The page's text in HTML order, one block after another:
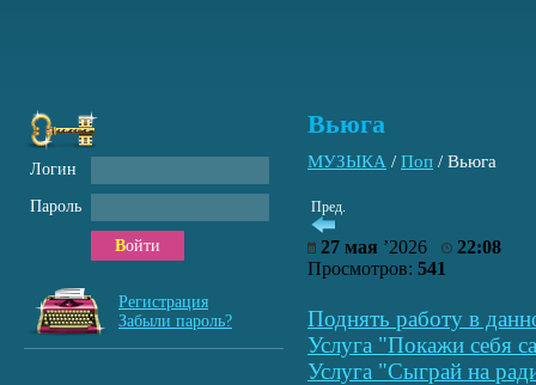
Вьюга
МУЗЫКА / Поп / Вьюга
Пред.
27 мая ’2026
22:08
Просмотров: 541
Поднять работу в
Услуга "Покажи себя
Услуга "Сыграй на
Логин
Пароль
Войти
Регистрация
Забыли пароль?